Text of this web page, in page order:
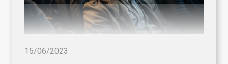
15/06/2023